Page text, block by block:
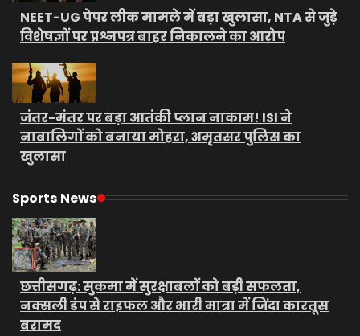
NEET-UG पेपर लीक मामले में बड़ा खुलासा, NTA से जुड़े
विशेषज्ञों पर प्रश्नपत्र बाहर निकालने का आरोप
जंतर-मंतर पर बड़ा आतंकी प्लान नाकाम! ISI ने
नाबालिगों को बनाया मोहरा, अमृतसर पुलिस का
खुलासा
Sports News
छत्तीसगढ़: सुकमा में सुरक्षाबलों को बड़ी सफलता,
नक्सली डंप से राइफल और भारी मात्रा में जिंदा कारतूस
बरामद